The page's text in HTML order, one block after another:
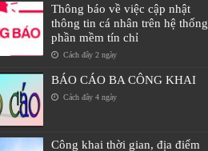
Thông báo về việc cập nhật
thông tin cá nhân trên hệ thống
phần mềm tín chỉ
Cách đây 2 ngày
BÁO CÁO BA CÔNG KHAI
Cách đây 4 ngày
Công khai thời gian, địa điểm